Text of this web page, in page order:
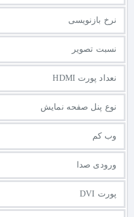
نرخ بازنویسی
نسبت تصویر
نعداد پورت HDMI
نوع پنل صفحه نمایش
وب کم
ورودی صدا
پورت DVI